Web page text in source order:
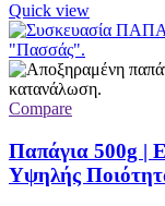
Quick view
Compare
Παπάγια 500g |
Υψηλής